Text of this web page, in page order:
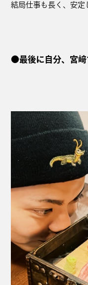
結局仕事も長く、安定
●最後に自分、宮﨑